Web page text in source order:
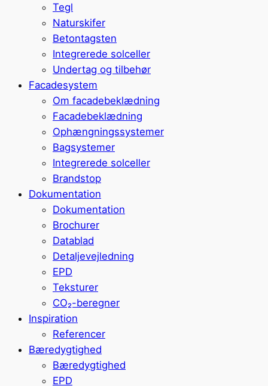
Tegl
Naturskifer
Betontagsten
Integrerede solceller
Undertag og tilbehør
Facadesystem
Om facadebeklædning
Facadebeklædning
Ophængningssystemer
Bagsystemer
Integrerede solceller
Brandstop
Dokumentation
Dokumentation
Brochurer
Datablad
Detaljevejledning
EPD
Teksturer
CO₂-beregner
Inspiration
Referencer
Bæredygtighed
Bæredygtighed
EPD